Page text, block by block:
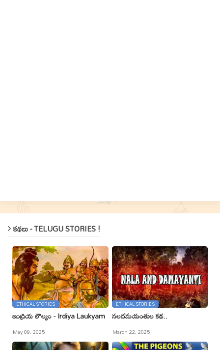
కథలు - TELUGU STORIES !
ETHICAL STORIES
ఇంద్రియ లౌల్యం - Irdiya Laukyam
May 09, 2025
ETHICAL STORIES
నలదమయంతుల కథ..
March 22, 2025